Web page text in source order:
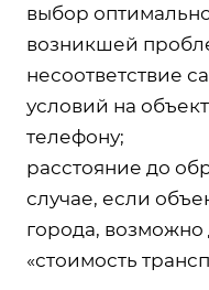
выбор
возникшей
несоответствие
условий на
телефону;
расстояние до
случае, если
города, возможно
«стоимость